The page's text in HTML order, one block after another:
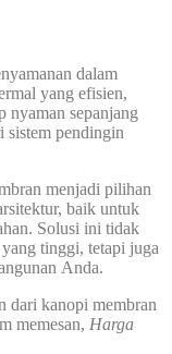
dalam
yang efisien,
nyaman sepanjang
sistem pendingin
menjadi pilihan
baik untuk
Solusi ini tidak
tinggi, tetapi juga
Anda.
dari kanopi membran
memesan, Harga